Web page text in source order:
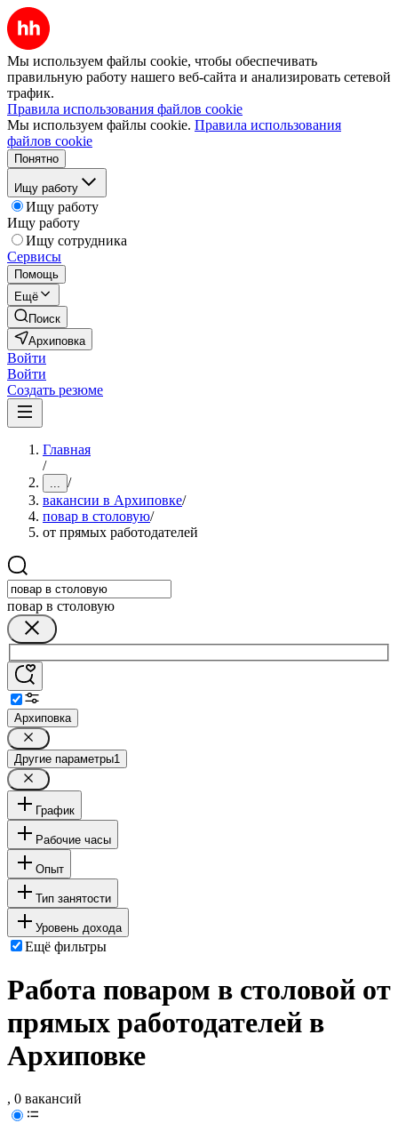
Мы используем файлы cookie, чтобы обеспечивать
правильную работу нашего веб-сайта и анализировать сетевой
трафик.
Правила использования файлов cookie
Мы используем файлы cookie. Правила использования
файлов cookie
Понятно
Ищу работу
Ищу работу
Ищу работу
Ищу сотрудника
Сервисы
Помощь
Ещё
Поиск
Архиповка
Войти
Войти
Создать резюме
Главная
/
... /
вакансии в Архиповке/
повар в столовую/
от прямых работодателей
повар в столовую
Архиповка
Другие параметры1
График
Рабочие часы
Опыт
Тип занятости
Уровень дохода
Ещё фильтры
Работа поваром в столовой от
прямых работодателей в
Архиповке
, 0 вакансий